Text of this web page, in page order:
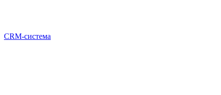
CRM-система